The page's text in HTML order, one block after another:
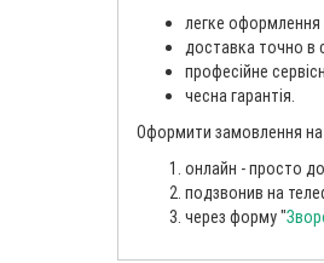
легке
доставка точно в
професійне
чесна гарантія.
Оформити замовлення
онлайн - просто
подзвонив на
через форму "